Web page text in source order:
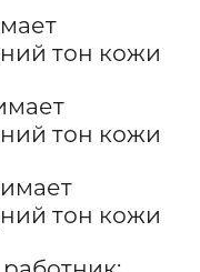
тон кожи
тон кожи
тон кожи